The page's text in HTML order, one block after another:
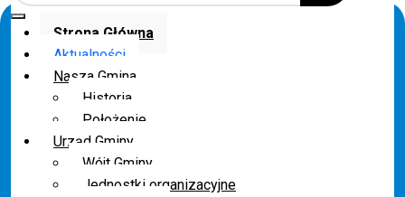
Strona Główna
Aktualności
Nasza Gmina
Historia
Położenie
Urząd Gminy
Wójt Gminy
Jednostki organizacyjne